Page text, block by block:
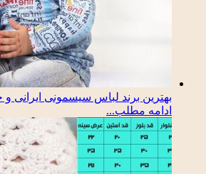
بهترین برند لباس سیسمونی ایرانی
ادامه مطلب...